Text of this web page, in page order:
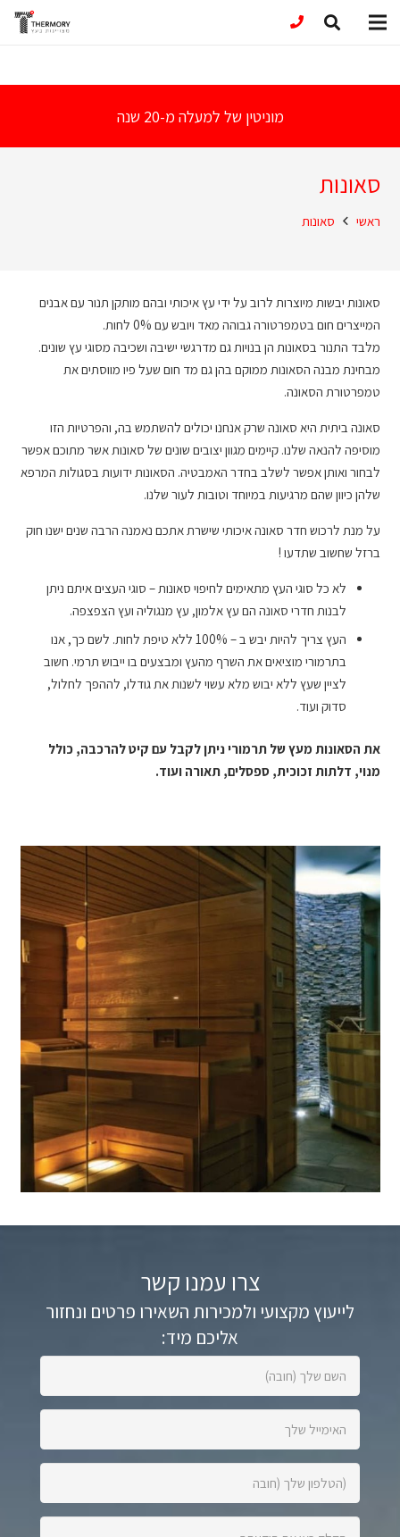
מוניטין של למעלה מ-20 שנה
סאונות
ראשי סאונות
סאונות יבשות מיוצרות לרוב על ידי עץ איכותי ובהם מותקן תנור עם אבנים
המייצרים חום בטמפרטורה גבוהה מאד ויובש עם 0% לחות.
מלבד התנור בסאונות הן בנויות גם מדרגשי ישיבה ושכיבה מסוגי עץ שונים.
מבחינת מבנה הסאונות ממוקם בהן גם מד חום שעל פיו מווסתים את
טמפרטורת הסאונה.
סאונה ביתית היא סאונה שרק אנחנו יכולים להשתמש בה, והפרטיות הזו
מוסיפה להנאה שלנו. קיימים מגוון יצובים שונים של סאונות אשר מתוכם אפשר
לבחור ואותן אפשר לשלב בחדר האמבטיה. הסאונות ידועות בסגולות המרפא
שלהן כיוון שהם מרגיעות במיוחד וטובות לעור שלנו.
על מנת לרכוש חדר סאונה איכותי שישרת אתכם נאמנה הרבה שנים ישנו חוק
ברזל שחשוב שתדעו !
לא כל סוגי העץ מתאימים לחיפוי סאונות – סוגי העצים איתם ניתן
לבנות חדרי סאונה הם עץ אלמון, עץ מנגוליה ועץ הצפצפה.
העץ צריך להיות יבש ב – 100% ללא טיפת לחות. לשם כך, אנו
בתרמורי מוציאים את השרף מהעץ ומבצעים בו ייבוש תרמי. חשוב
לציין שעץ ללא יבוש מלא עשוי לשנות את גודלו, לההפך לחלול,
סדוק ועוד.
את הסאונות מעץ של תרמורי ניתן לקבל עם קיט להרכבה, כולל
מנוי, דלתות זכוכית, ספסלים, תאורה ועוד.
צרו עמנו קשר
לייעוץ מקצועי ולמכירות השאירו פרטים ונחזור
אליכם מיד:
שלך
(חובה):
שלך:
הטלפון
שלך
(חובה):